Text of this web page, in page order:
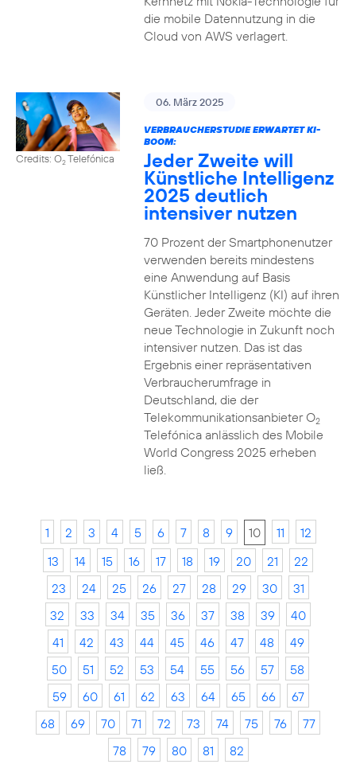
die mobile Datennutzung in die
Cloud von AWS verlagert.
Credits: O2Telefónica
06. März 2025
VERBRAUCHERSTUDIE ERWARTET KI-
BOOM:
Jeder Zweite will
Künstliche Intelligenz
2025 deutlich
intensiver nutzen
70 Prozent der Smartphonenutzer
verwenden bereits mindestens
eine Anwendung auf Basis
Künstlicher Intelligenz (KI) auf ihren
Geräten. Jeder Zweite möchte die
neue Technologie in Zukunft noch
intensiver nutzen. Das ist das
Ergebnis einer repräsentativen
Verbraucherumfrage in
Deutschland, die der
Telekommunikationsanbieter O2
Telefónica anlässlich des Mobile
World Congress 2025 erheben
ließ.
1 2 3 4 5 6 7 8 9 10 11
12
13
14 15 16 17 18 19 20 21
22
23
24 25 26 27 28 29 30
31
32
33 34 35 36 37 38 39
40
41
42 43 44 45 46 47 48
49
50
51 52 53 54 55 56 57
58
59
60 61 62 63 64 65 66
67
68
69 70 71 72 73 74 75 76
77
78
79 80 81 82